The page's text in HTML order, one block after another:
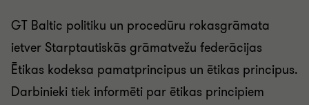
GT Baltic politiku un procedūru rokasgrāmata
ietver Starptautiskās grāmatvežu federācijas
Ētikas kodeksa pamatprincipus un ētikas principus.
Darbinieki tiek informēti par ētikas principiem